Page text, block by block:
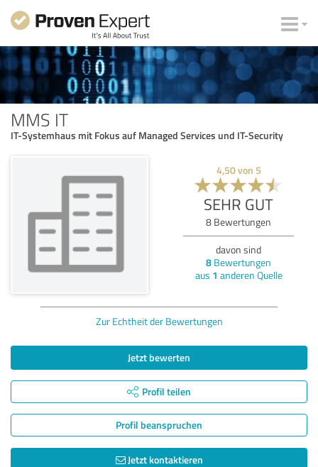
MMS IT
IT-Systemhaus mit Fokus auf Managed Services und IT-Security
4,50von 5
SEHR GUT
8 Bewertungen
davon sind
8 Bewertungen
aus 1 anderen Quelle
Zur Echtheit der Bewertungen
Jetzt bewerten
Profil teilen
Profil beanspruchen
Jetzt kontaktieren